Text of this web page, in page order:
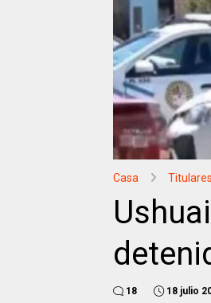
Casa Titulares
18 18 julio